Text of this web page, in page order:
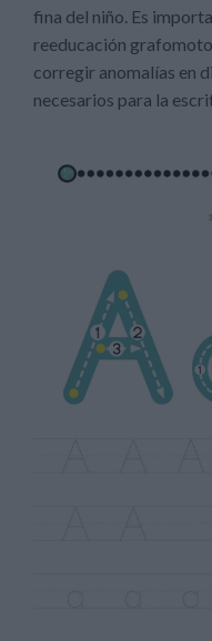
fina del niño. Es
reeducación
corregir anomalías en
necesarios para la